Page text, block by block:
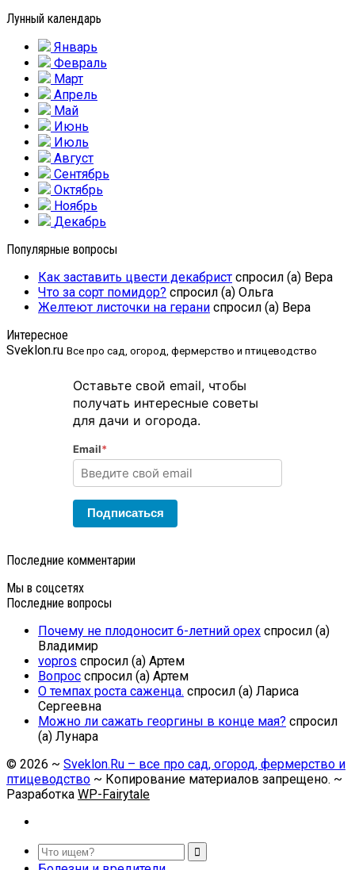
Лунный календарь
Январь
Февраль
Март
Апрель
Май
Июнь
Июль
Август
Сентябрь
Октябрь
Ноябрь
Декабрь
Популярные вопросы
Как заставить цвести декабрист спросил (а) Вера
Что за сорт помидор? спросил (а) Ольга
Желтеют листочки на герани спросил (а) Вера
Интересное
Sveklon.ru Все про сад, огород, фермерство и птицеводство
Оставьте свой email, чтобы
получать интересные советы
для дачи и огорода.
Email*
Подписаться
Последние комментарии
Мы в соцсетях
Последние вопросы
Почему не плодоносит 6-летний орех спросил (а)
Владимир
vopros спросил (а) Артем
Вопрос спросил (а) Артем
О темпах роста саженца. спросил (а) Лариса
Сергеевна
Можно ли сажать георгины в конце мая? спросил
(а) Лунара
© 2026 ~ Sveklon.Ru – все про сад, огород, фермерство и
птицеводство ~ Копирование материалов запрещено. ~
Разработка WP-Fairytale